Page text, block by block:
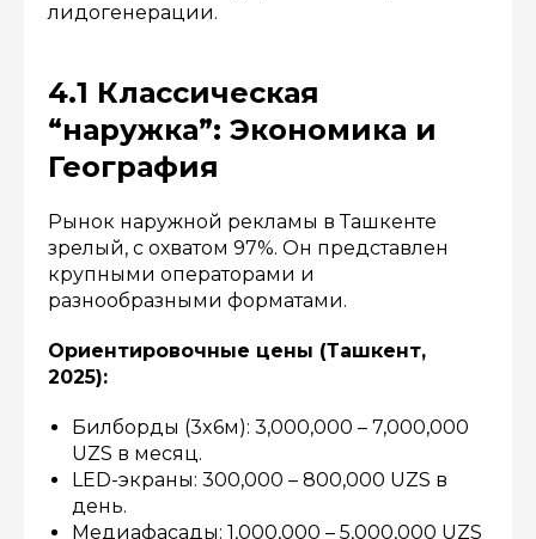
лидогенерации.
4.1 Классическая
“наружка”: Экономика и
География
Рынок наружной рекламы в Ташкенте
зрелый, с охватом 97%. Он представлен
крупными операторами и
разнообразными форматами.
Ориентировочные цены (Ташкент,
2025):
Билборды (3x6м): 3,000,000 – 7,000,000
UZS в месяц.
LED-экраны: 300,000 – 800,000 UZS в
день.
Медиафасады: 1,000,000 – 5,000,000 UZS